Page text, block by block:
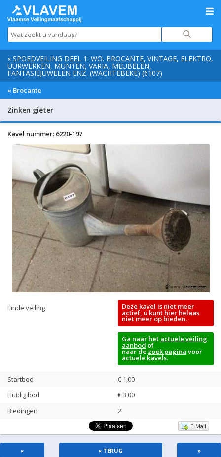
« SPOEDVEILING DEEL 1: WO. BROCANTE, VINTAGE, ELEKTRO,
UURWERKEN, MUNTEN, VARIA, MEUBELEN,
FANTASIEJUWELEN ENZ. (WACHTEBEKE) (6107)
« Brocante
Zinken gieter
Kavel nummer: 6220-197
Einde veiling Deze kavel is niet meer
actief, u kunt hier helaas
niet meer op bieden.
Ga naar het actuele veiling
aanbod of
naar de zoek pagina voor
actuele kavels.
Startbod
€ 1,00
Huidig bod
€3,00
Biedingen
2
E-Mail
« « TERUG »